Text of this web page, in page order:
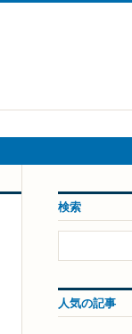
検索
人気の記事